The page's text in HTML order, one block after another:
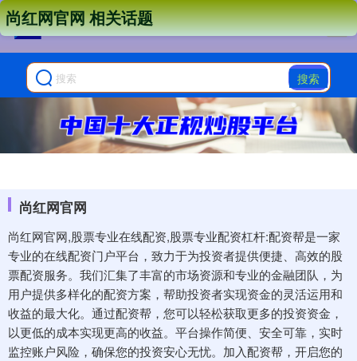
搜索
尚红网官网
尚红网官网,股票专业在线配资,股票专业配资杠杆:配资帮是一家
专业的在线配资门户平台，致力于为投资者提供便捷、高效的股
票配资服务。我们汇集了丰富的市场资源和专业的金融团队，为
用户提供多样化的配资方案，帮助投资者实现资金的灵活运用和
收益的最大化。通过配资帮，您可以轻松获取更多的投资资金，
以更低的成本实现更高的收益。平台操作简便、安全可靠，实时
监控账户风险，确保您的投资安心无忧。加入配资帮，开启您的
尚红网官网 相关话题